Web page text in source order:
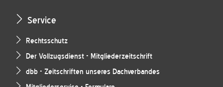
Service
Rechtsschutz
Der Vollzugsdienst - Mitgliederzeitschrift
dbb - Zeitschriften unseres Dachverbandes